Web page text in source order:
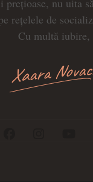
prețioase, nu uita
rețelele de
Cu multă iubire,
Xaara